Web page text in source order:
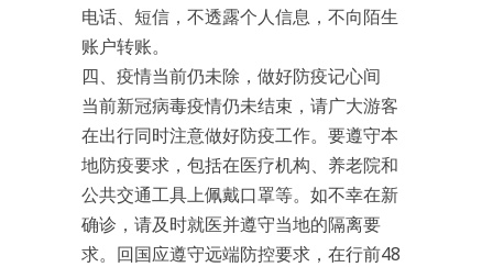
电话、短信，不透露个人信息，不向陌生
账户转账。
四、疫情当前仍未除，做好防疫记心间
当前新冠病毒疫情仍未结束，请广大游客
在出行同时注意做好防疫工作。要遵守本
地防疫要求，包括在医疗机构、养老院和
公共交通工具上佩戴口罩等。如不幸在新
确诊，请及时就医并遵守当地的隔离要
求。回国应遵守远端防控要求，在行前48